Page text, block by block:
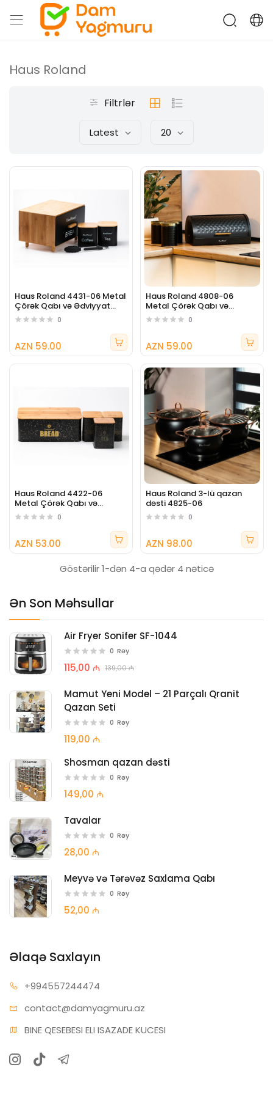
Ən Son Məhsullar
Air Fryer Sonifer SF-1044
0 Rəy
115,00 ₼ 139,00 ₼
Mamut Yeni Model – 21 Parçalı Qranit
Qazan Seti
0 Rəy
119,00 ₼
Shosman qazan dəsti
0 Rəy
149,00 ₼
Tavalar
0 Rəy
28,00 ₼
Meyvə və Tərəvəz Saxlama Qabı
0 Rəy
52,00 ₼
Haus Roland
Filtrlər
Latest 20
Haus Roland 4431-06 Metal
Çörək Qabı və Ədviyyat
Dəsti
0
AZN 59.00
Haus Roland 4808-06
Metal Çörək Qabı və
Ədviyyat Dəsti
0
AZN 59.00
Haus Roland 4422-06
Metal Çörək Qabı və
Ədviyyat Dəsti
0
AZN 53.00
Haus Roland 3-lü qazan
dəsti 4825-06
0
AZN 98.00
Göstərilir 1-dən 4-a qədər 4 nəticə
Əlaqə Saxlayın
+994557244474
contact@damyagmuru.az
BINE QESEBESI ELI ISAZADE KUCESI